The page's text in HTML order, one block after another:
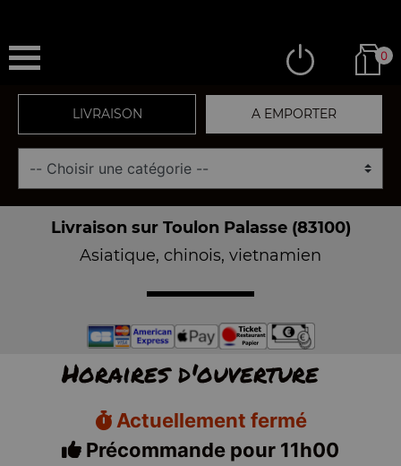
0
LIVRAISON A EMPORTER
Livraison sur Toulon Palasse (83100)
Asiatique, chinois, vietnamien
Horaires d'ouverture
Actuellement fermé
Précommande pour 11h00